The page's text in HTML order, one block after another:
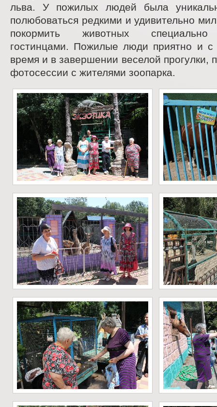
льва. У пожилых людей была
полюбоваться редкими и удивительно
покормить животных специально
гостинцами. Пожилые люди приятно и с
время и в завершении веселой прогулки,
фотосессии с жителями зоопарка.